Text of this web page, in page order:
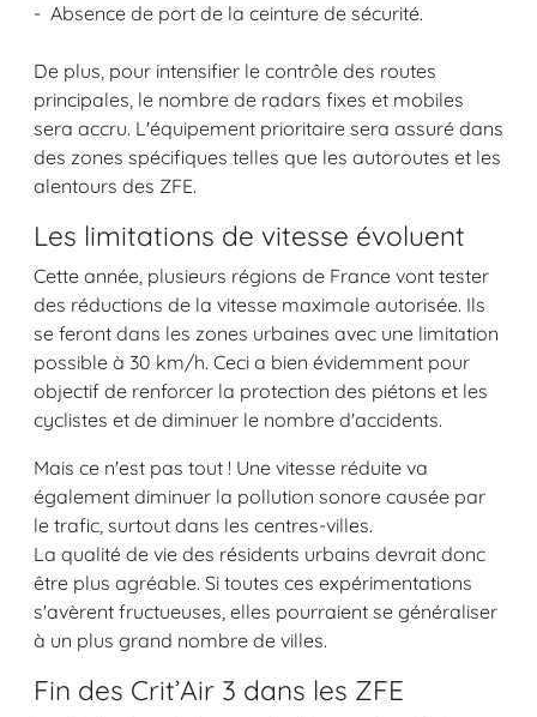
- Absence de port de la ceinture de sécurité.
De plus, pour intensifier le contrôle des routes
principales, le nombre de radars fixes et mobiles
sera accru. L'équipement prioritaire sera assuré dans
des zones spécifiques telles que les autoroutes et les
alentours des ZFE.
Les limitations de vitesse évoluent
Cette année, plusieurs régions de France vont tester
des réductions de la vitesse maximale autorisée. Ils
se feront dans les zones urbaines avec une limitation
possible à 30 km/h. Ceci a bien évidemment pour
objectif de renforcer la protection des piétons et les
cyclistes et de diminuer le nombre d'accidents.
Mais ce n'est pas tout ! Une vitesse réduite va
également diminuer la pollution sonore causée par
le trafic, surtout dans les centres-villes.
La qualité de vie des résidents urbains devrait donc
être plus agréable. Si toutes ces expérimentations
s'avèrent fructueuses, elles pourraient se généraliser
à un plus grand nombre de villes.
Fin des Crit’Air 3 dans les ZFE